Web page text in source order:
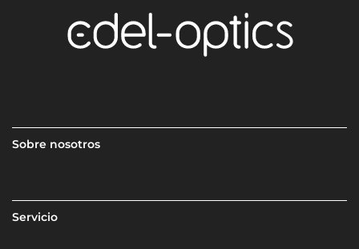
Sobre nosotros
Servicio